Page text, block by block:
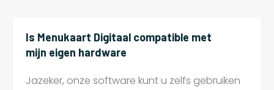
Is Menukaart Digitaal compatible met
mijn eigen hardware
Jazeker, onze software kunt u zelfs gebruiken